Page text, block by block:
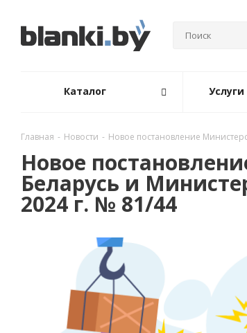
Каталог Услуги
Главная - Новости - Новое постановление
Новое
Беларусь и
2024 г. № 81/44